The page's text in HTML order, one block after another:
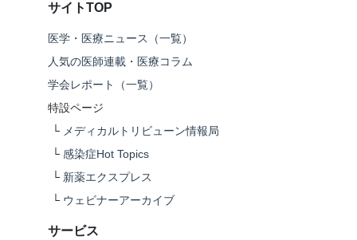
サイトTOP
医学・医療ニュース（一覧）
人気の医師連載・医療コラム
学会レポート（一覧）
特設ページ
└ メディカルトリビューン情報局
└ 感染症Hot Topics
└ 新薬エクスプレス
└ ウェビナーアーカイブ
サービス